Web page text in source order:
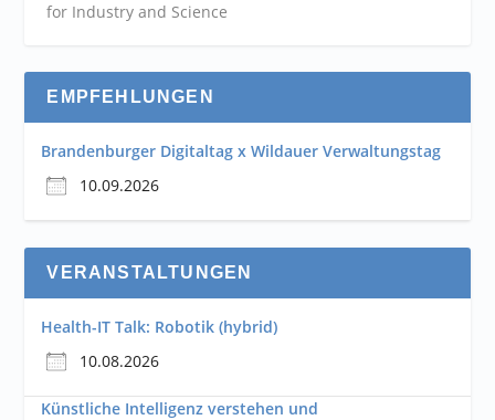
for Industry and Science
EMPFEHLUNGEN
Brandenburger Digitaltag x Wildauer Verwaltungstag
10.09.2026
VERANSTALTUNGEN
Health-IT Talk: Robotik (hybrid)
10.08.2026
Künstliche Intelligenz verstehen und